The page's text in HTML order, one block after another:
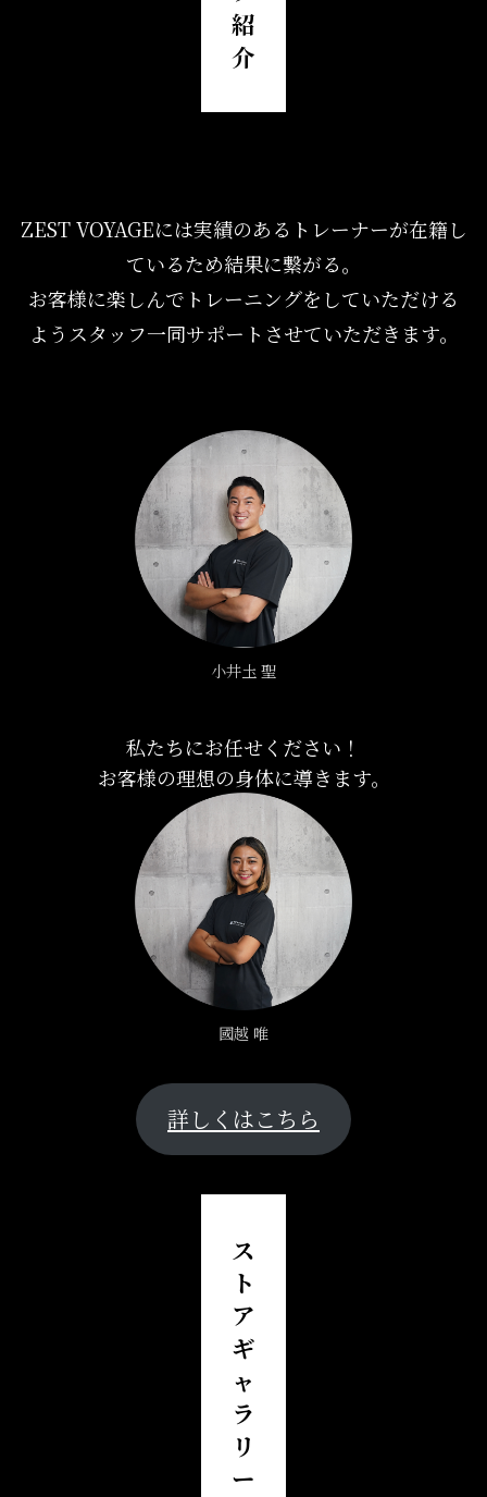
紹
介
ZEST VOYAGEには実績のあるトレーナーが在籍し
ているため結果に繋がる。
お客様に楽しんでトレーニングをしていただける
ようスタッフ一同サポートさせていただきます。
小井圡 聖
私たちにお任せください！
お客様の理想の身体に導きます。
國越 唯
詳しくはこちら
ス
ト
ア
ギ
ャ
ラ
リ
ー